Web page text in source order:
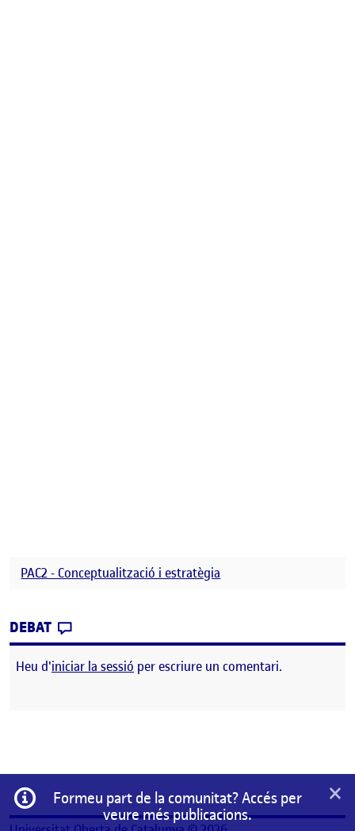
PAC2 - Conceptualització i estratègia
DEBAT
Heu d'iniciar la sessió per escriure un comentari.
Informació
Formeu part de la comunitat? Accés per
veure més publicacions.
×